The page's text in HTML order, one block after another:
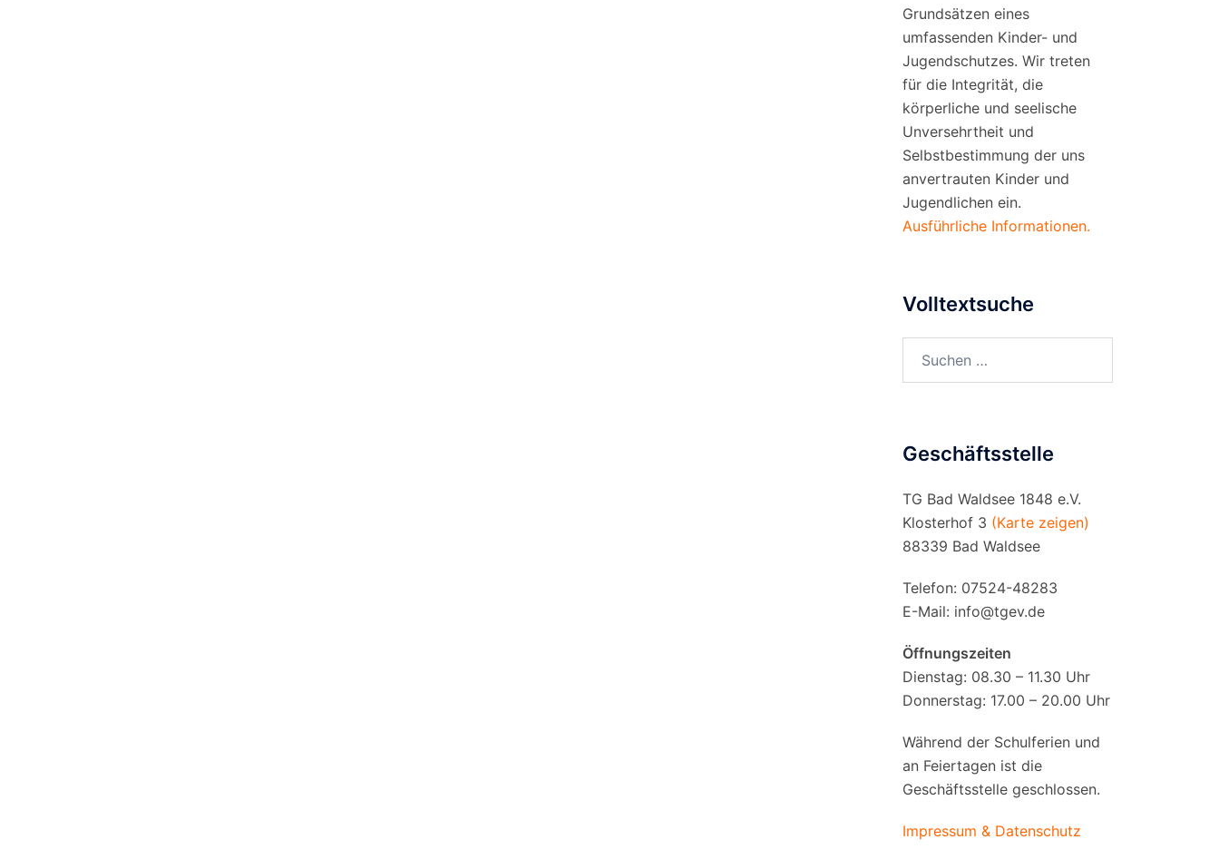
Grundsätzen eines
umfassenden Kinder- und
Jugendschutzes. Wir treten
für die Integrität, die
körperliche und seelische
Unversehrtheit und
Selbstbestimmung der uns
anvertrauten Kinder und
Jugendlichen ein.
Ausführliche Informationen.
Volltextsuche
nach:
Geschäftsstelle
TG Bad Waldsee 1848 e.V.
Klosterhof 3 (Karte zeigen)
88339 Bad Waldsee
Telefon: 07524-48283
E-Mail: info@tgev.de
Öffnungszeiten
Dienstag: 08.30 – 11.30 Uhr
Donnerstag: 17.00 – 20.00 Uhr
Während der Schulferien und
an Feiertagen ist die
Geschäftsstelle geschlossen.
Impressum & Datenschutz